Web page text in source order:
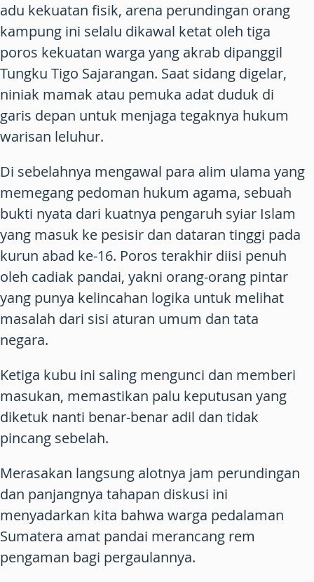
adu kekuatan fisik, arena perundingan orang
kampung ini selalu dikawal ketat oleh tiga
poros kekuatan warga yang akrab dipanggil
Tungku Tigo Sajarangan. Saat sidang digelar,
niniak mamak atau pemuka adat duduk di
garis depan untuk menjaga tegaknya hukum
warisan leluhur.
Di sebelahnya mengawal para alim ulama yang
memegang pedoman hukum agama, sebuah
bukti nyata dari kuatnya pengaruh syiar Islam
yang masuk ke pesisir dan dataran tinggi pada
kurun abad ke-16. Poros terakhir diisi penuh
oleh cadiak pandai, yakni orang-orang pintar
yang punya kelincahan logika untuk melihat
masalah dari sisi aturan umum dan tata
negara.
Ketiga kubu ini saling mengunci dan memberi
masukan, memastikan palu keputusan yang
diketuk nanti benar-benar adil dan tidak
pincang sebelah.
Merasakan langsung alotnya jam perundingan
dan panjangnya tahapan diskusi ini
menyadarkan kita bahwa warga pedalaman
Sumatera amat pandai merancang rem
pengaman bagi pergaulannya.